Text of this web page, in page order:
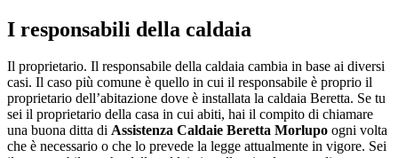
I responsabili della caldaia
Il proprietario. Il responsabile della caldaia cambia in base ai diversi
casi. Il caso più comune è quello in cui il responsabile è proprio il
proprietario dell’abitazione dove è installata la caldaia Beretta. Se tu
sei il proprietario della casa in cui abiti, hai il compito di chiamare
una buona ditta di Assistenza Caldaie Beretta Morlupo ogni volta
che è necessario o che lo prevede la legge attualmente in vigore. Sei